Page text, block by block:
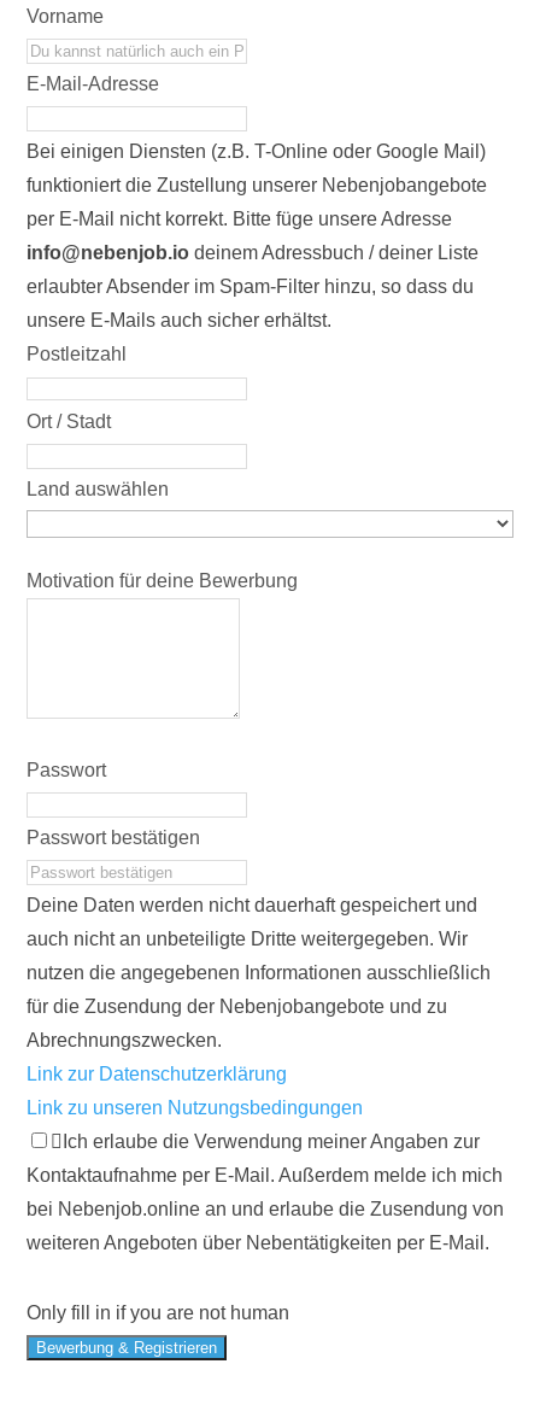
Vorname
E-Mail-Adresse
Bei einigen Diensten (z.B. T-Online oder Google Mail)
funktioniert die Zustellung unserer Nebenjobangebote
per E-Mail nicht korrekt. Bitte füge unsere Adresse
info@nebenjob.io deinem Adressbuch / deiner Liste
erlaubter Absender im Spam-Filter hinzu, so dass du
unsere E-Mails auch sicher erhältst.
Postleitzahl
Ort / Stadt
Land auswählen
Motivation für deine Bewerbung
Passwort
Passwort bestätigen
Deine Daten werden nicht dauerhaft gespeichert und
auch nicht an unbeteiligte Dritte weitergegeben. Wir
nutzen die angegebenen Informationen ausschließlich
für die Zusendung der Nebenjobangebote und zu
Abrechnungszwecken.
Link zur Datenschutzerklärung
Link zu unseren Nutzungsbedingungen
Ich erlaube die Verwendung meiner Angaben zur
Kontaktaufnahme per E-Mail. Außerdem melde ich mich
bei Nebenjob.online an und erlaube die Zusendung von
weiteren Angeboten über Nebentätigkeiten per E-Mail.
Only fill in if you are not human